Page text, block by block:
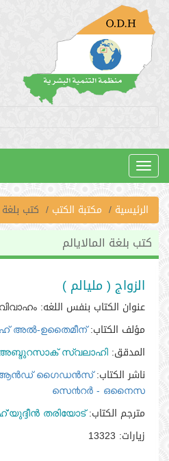
Toggle
navigation
الرئيسية
مكتبة الكتب كتب بلغة
كتب بلغة المالايالم
الزواج ( مليالم )
عنوان الكتاب بنفس اللغه:
مؤلف الكتاب: അല്‍-ഉതൈമീന്‍
المدقق: സ്വലാഹി
ناشر الكتاب: ആന്‍ഡ്‌ ഗൈഡന്‍സ്‌
സെ൯റര്‍ - ഒനൈസ
مترجم الكتاب: തരിയോട്
زيارات: